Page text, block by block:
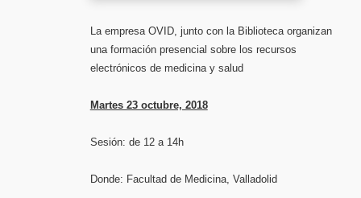
La empresa OVID, junto con la Biblioteca organizan
una formación presencial sobre los recursos
electrónicos de medicina y salud
Martes 23 octubre, 2018
Sesión: de 12 a 14h
Donde: Facultad de Medicina, Valladolid